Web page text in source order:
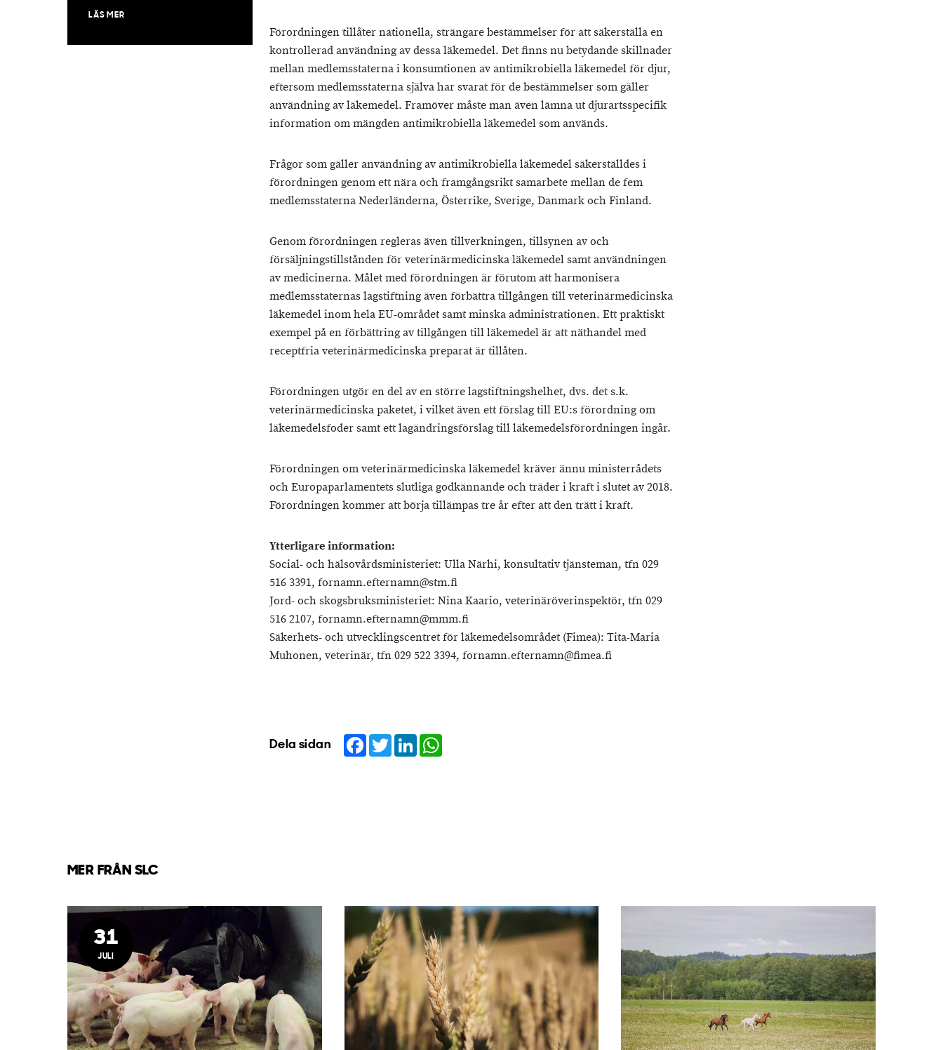
Förordningen tillåter nationella, strängare bestämmelser för att säkerställa en
kontrollerad användning av dessa läkemedel. Det finns nu betydande skillnader
mellan medlemsstaterna i konsumtionen av antimikrobiella läkemedel för djur,
eftersom medlemsstaterna själva har svarat för de bestämmelser som gäller
användning av läkemedel. Framöver måste man även lämna ut djurartsspecifik
information om mängden antimikrobiella läkemedel som används.
Frågor som gäller användning av antimikrobiella läkemedel säkerställdes i
förordningen genom ett nära och framgångsrikt samarbete mellan de fem
medlemsstaterna Nederländerna, Österrike, Sverige, Danmark och Finland.
Genom förordningen regleras även tillverkningen, tillsynen av och
försäljningstillstånden för veterinärmedicinska läkemedel samt användningen
av medicinerna. Målet med förordningen är förutom att harmonisera
medlemsstaternas lagstiftning även förbättra tillgången till veterinärmedicinska
läkemedel inom hela EU-området samt minska administrationen. Ett praktiskt
exempel på en förbättring av tillgången till läkemedel är att näthandel med
receptfria veterinärmedicinska preparat är tillåten.
Förordningen utgör en del av en större lagstiftningshelhet, dvs. det s.k.
veterinärmedicinska paketet, i vilket även ett förslag till EU:s förordning om
läkemedelsfoder samt ett lagändringsförslag till läkemedelsförordningen ingår.
Förordningen om veterinärmedicinska läkemedel kräver ännu ministerrådets
och Europaparlamentets slutliga godkännande och träder i kraft i slutet av 2018.
Förordningen kommer att börja tillämpas tre år efter att den trätt i kraft.
Ytterligare information:
Social- och hälsovårdsministeriet: Ulla Närhi, konsultativ tjänsteman, tfn 029
516 3391, fornamn.efternamn@stm.fi
Jord- och skogsbruksministeriet: Nina Kaario, veterinäröverinspektör, tfn 029
516 2107, fornamn.efternamn@mmm.fi
Säkerhets- och utvecklingscentret för läkemedelsområdet (Fimea): Tita-Maria
Muhonen, veterinär, tfn 029 522 3394, fornamn.efternamn@fimea.fi
Dela sidan Facebook
TwitterLinkedIn
LÄS MER
MER FRÅN SLC
31
JULI